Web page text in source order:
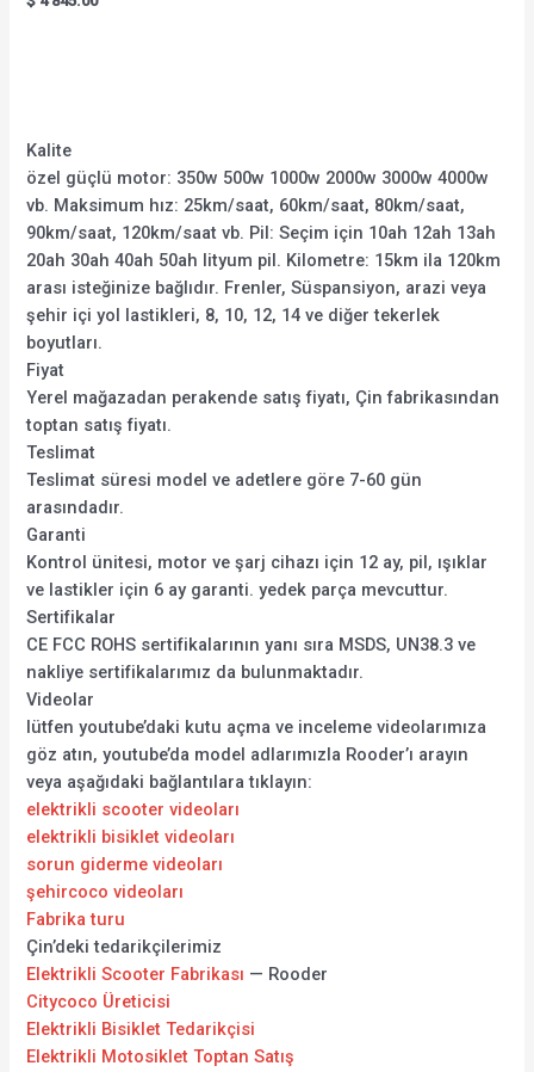
5.00
Kalite
özel güçlü motor: 350w 500w 1000w 2000w 3000w 4000w
vb. Maksimum hız: 25km/saat, 60km/saat, 80km/saat,
90km/saat, 120km/saat vb. Pil: Seçim için 10ah 12ah 13ah
20ah 30ah 40ah 50ah lityum pil. Kilometre: 15km ila 120km
arası isteğinize bağlıdır. Frenler, Süspansiyon, arazi veya
şehir içi yol lastikleri, 8, 10, 12, 14 ve diğer tekerlek
boyutları.
Fiyat
Yerel mağazadan perakende satış fiyatı, Çin fabrikasından
toptan satış fiyatı.
Teslimat
Teslimat süresi model ve adetlere göre 7-60 gün
arasındadır.
Garanti
Kontrol ünitesi, motor ve şarj cihazı için 12 ay, pil, ışıklar
ve lastikler için 6 ay garanti. yedek parça mevcuttur.
Sertifikalar
CE FCC ROHS sertifikalarının yanı sıra MSDS, UN38.3 ve
nakliye sertifikalarımız da bulunmaktadır.
Videolar
lütfen youtube’daki kutu açma ve inceleme videolarımıza
göz atın, youtube’da model adlarımızla Rooder’ı arayın
veya aşağıdaki bağlantılara tıklayın:
elektrikli scooter videoları
elektrikli bisiklet videoları
sorun giderme videoları
şehircoco videoları
Fabrika turu
Çin’deki tedarikçilerimiz
Elektrikli Scooter Fabrikası — Rooder
Citycoco Üreticisi
Elektrikli Bisiklet Tedarikçisi
Elektrikli Motosiklet Toptan Satış